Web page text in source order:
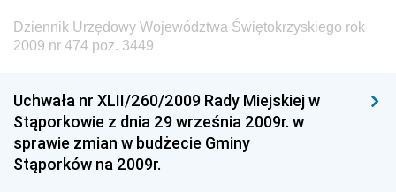
Dziennik Urzędowy Ministra Transportu, Budownictwa
i Gospodarki Morskiej
Dziennik Urzędowy Ministra Spraw Zagranicznych
Dziennik Urzędowy Centralnego Biura
Antykorupcyjnego
Dziennik Urzędowy Województwa Świętokrzyskiego rok
2009 nr 474 poz. 3449
Uchwała nr XLII/260/2009 Rady Miejskiej w
Stąporkowie z dnia 29 września 2009r. w
sprawie zmian w budżecie Gminy
Stąporków na 2009r.